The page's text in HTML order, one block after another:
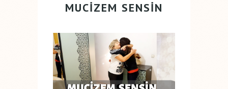
MUCİZEM SENSİN